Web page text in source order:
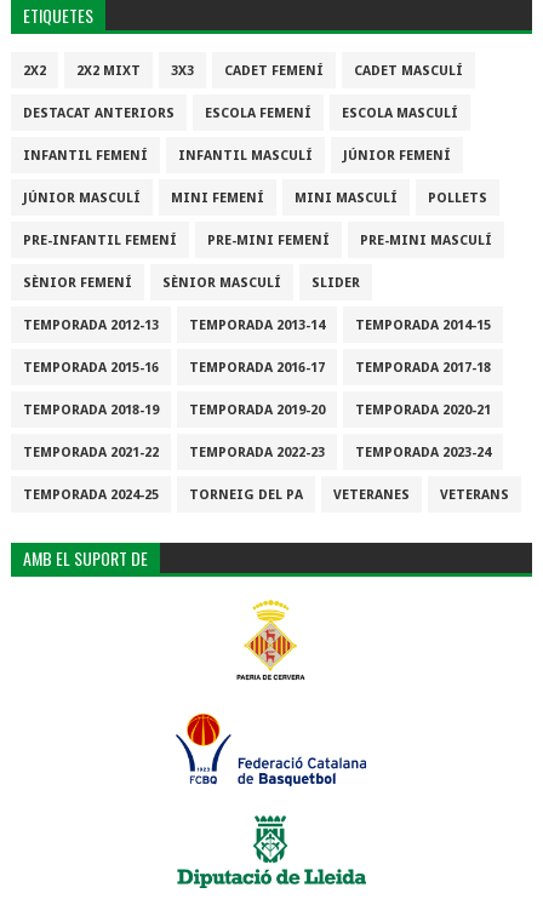
ETIQUETES
2X2 2X2 MIXT 3X3 CADET FEMENÍ CADET MASCULÍ
DESTACAT ANTERIORS ESCOLA FEMENÍ ESCOLA MASCULÍ
INFANTIL FEMENÍ INFANTIL MASCULÍ JÚNIOR FEMENÍ
JÚNIOR MASCULÍ MINI FEMENÍ MINI MASCULÍ POLLETS
PRE-INFANTIL FEMENÍ PRE-MINI FEMENÍ PRE-MINI MASCULÍ
SÈNIOR FEMENÍ SÈNIOR MASCULÍ SLIDER
TEMPORADA 2012-13 TEMPORADA 2013-14 TEMPORADA 2014-15
TEMPORADA 2015-16 TEMPORADA 2016-17 TEMPORADA 2017-18
TEMPORADA 2018-19 TEMPORADA 2019-20 TEMPORADA 2020-21
TEMPORADA 2021-22 TEMPORADA 2022-23 TEMPORADA 2023-24
TEMPORADA 2024-25 TORNEIG DEL PA VETERANES VETERANS
AMB EL SUPORT DE